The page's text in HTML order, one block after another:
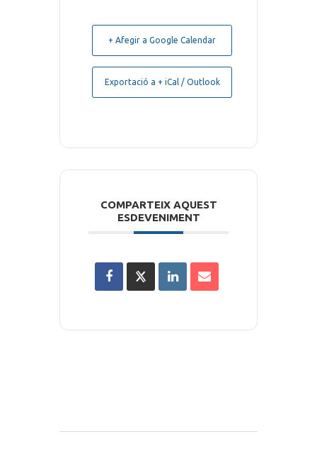
+ Afegir a Google Calendar
Exportació a + iCal / Outlook
COMPARTEIX AQUEST
ESDEVENIMENT